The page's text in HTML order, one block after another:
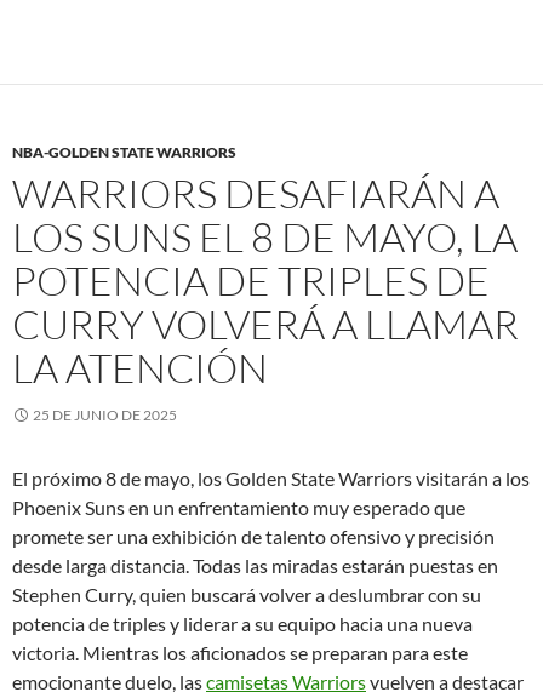
NBA-GOLDEN STATE WARRIORS
WARRIORS DESAFIARÁN A
LOS SUNS EL 8 DE MAYO, LA
POTENCIA DE TRIPLES DE
CURRY VOLVERÁ A LLAMAR
LA ATENCIÓN
25 DE JUNIO DE 2025
El próximo 8 de mayo, los Golden State Warriors visitarán a los
Phoenix Suns en un enfrentamiento muy esperado que
promete ser una exhibición de talento ofensivo y precisión
desde larga distancia. Todas las miradas estarán puestas en
Stephen Curry, quien buscará volver a deslumbrar con su
potencia de triples y liderar a su equipo hacia una nueva
victoria. Mientras los aficionados se preparan para este
emocionante duelo, lascamisetas Warriorsvuelven a destacar